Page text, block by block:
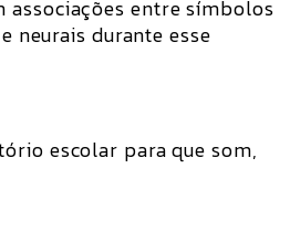
entre símbolos
neurais durante esse
escolar para que som,